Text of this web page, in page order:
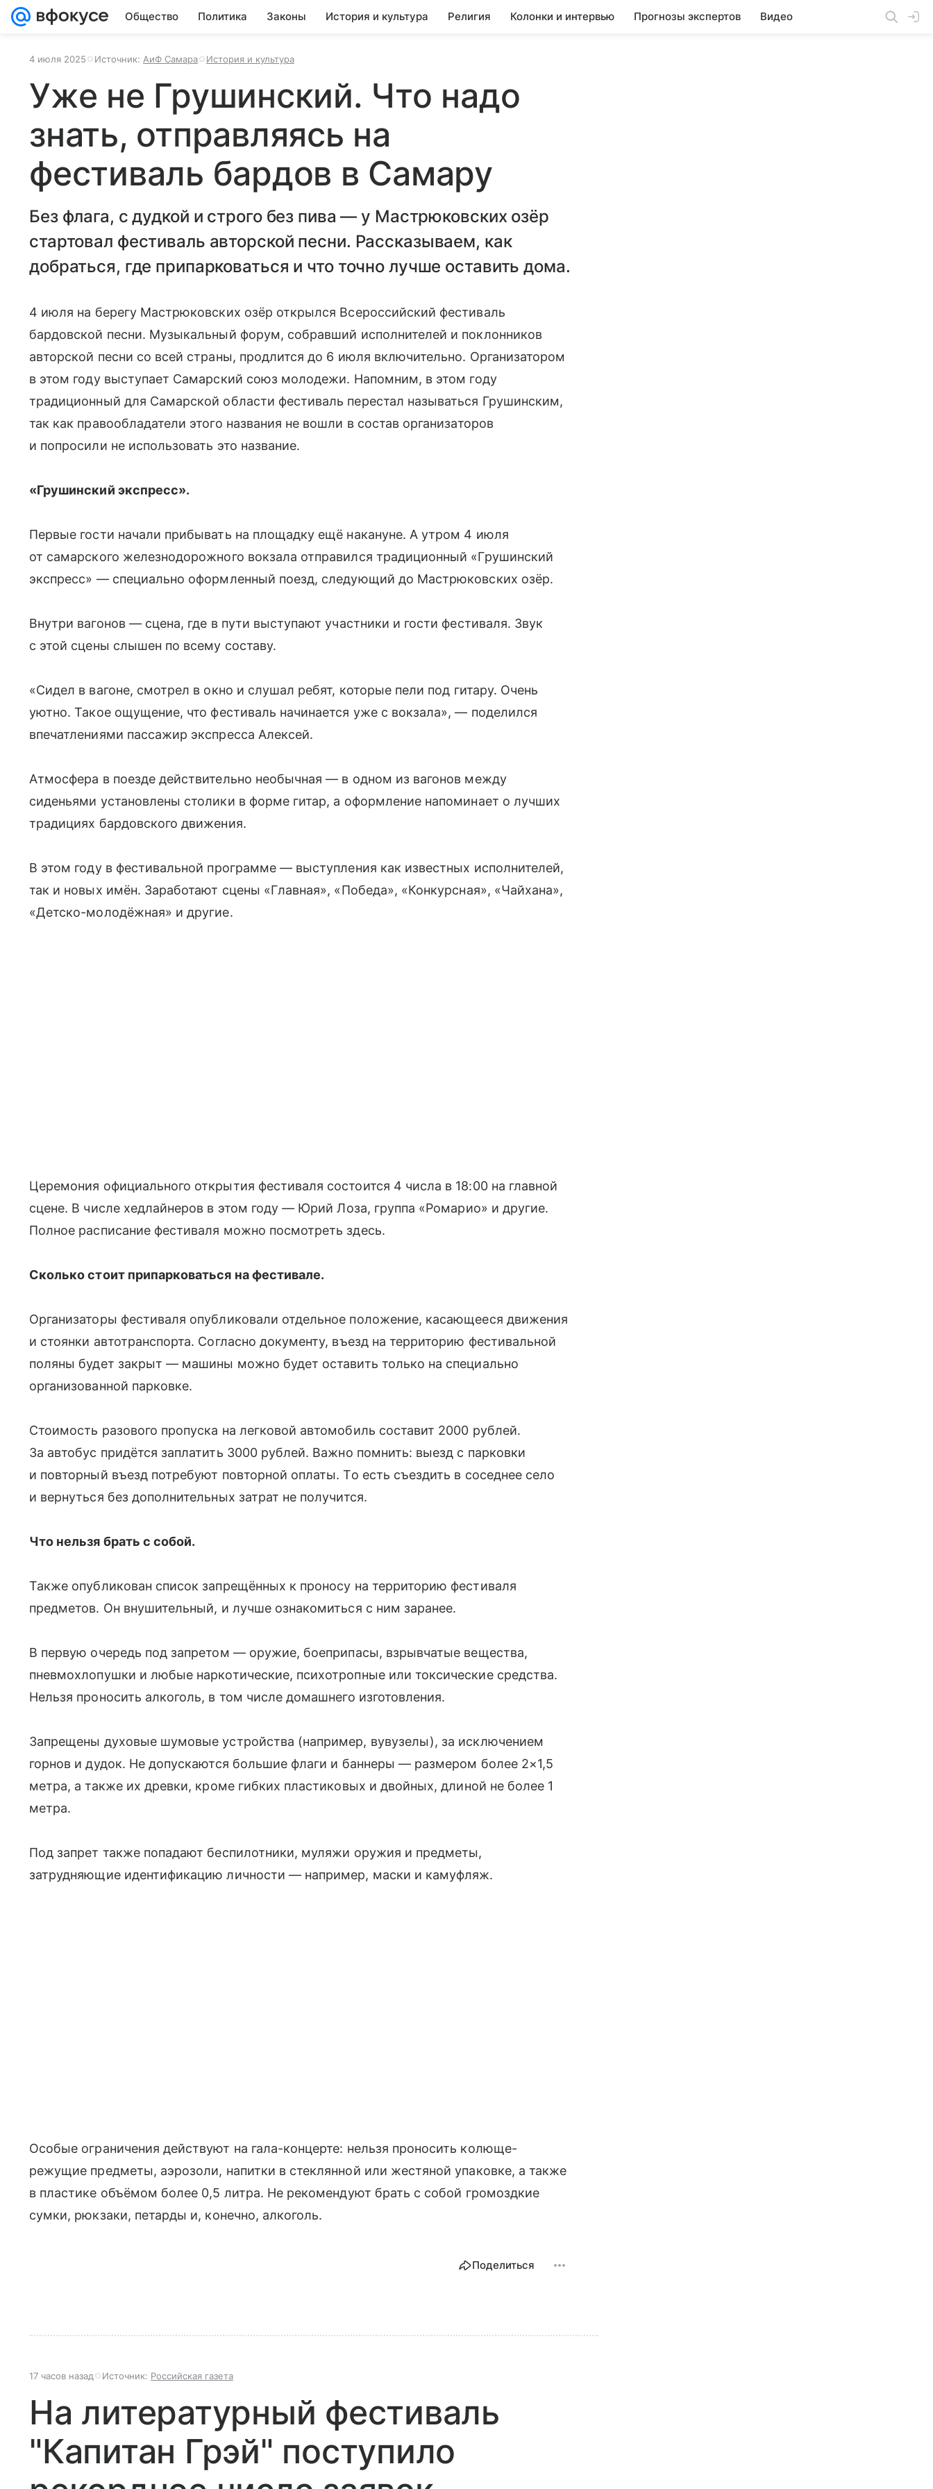
Общество Политика Законы История и культура Религия Колонки и интервью Прогнозы экспертов Видео
4 июля 2025 Источник: АиФ Самара История и культура
Уже не Грушинский. Что надо
знать, отправляясь на
фестиваль бардов в Самару
Без флага, с дудкой и строго без пива — у Мастрюковских озёр
стартовал фестиваль авторской песни. Рассказываем, как
добраться, где припарковаться и что точно лучше оставить дома.
4 июля на берегу Мастрюковских озёр открылся Всероссийский фестиваль
бардовской песни. Музыкальный форум, собравший исполнителей и поклонников
авторской песни со всей страны, продлится до 6 июля включительно. Организатором
в этом году выступает Самарский союз молодежи. Напомним, в этом году
традиционный для Самарской области фестиваль перестал называться Грушинским,
так как правообладатели этого названия не вошли в состав организаторов
и попросили не использовать это название.
«Грушинский экспресс».
Первые гости начали прибывать на площадку ещё накануне. А утром 4 июля
от самарского железнодорожного вокзала отправился традиционный «Грушинский
экспресс» — специально оформленный поезд, следующий до Мастрюковских озёр.
Внутри вагонов — сцена, где в пути выступают участники и гости фестиваля. Звук
с этой сцены слышен по всему составу.
«Сидел в вагоне, смотрел в окно и слушал ребят, которые пели под гитару. Очень
уютно. Такое ощущение, что фестиваль начинается уже с вокзала», — поделился
впечатлениями пассажир экспресса Алексей.
Атмосфера в поезде действительно необычная — в одном из вагонов между
сиденьями установлены столики в форме гитар, а оформление напоминает о лучших
традициях бардовского движения.
В этом году в фестивальной программе — выступления как известных исполнителей,
так и новых имён. Заработают сцены «Главная», «Победа», «Конкурсная», «Чайхана»,
«Детско-молодёжная» и другие.
Церемония официального открытия фестиваля состоится 4 числа в 18:00 на главной
сцене. В числе хедлайнеров в этом году — Юрий Лоза, группа «Ромарио» и другие.
Полное расписание фестиваля можно посмотреть здесь.
Сколько стоит припарковаться на фестивале.
Организаторы фестиваля опубликовали отдельное положение, касающееся движения
и стоянки автотранспорта. Согласно документу, въезд на территорию фестивальной
поляны будет закрыт — машины можно будет оставить только на специально
организованной парковке.
Стоимость разового пропуска на легковой автомобиль составит 2000 рублей.
За автобус придётся заплатить 3000 рублей. Важно помнить: выезд с парковки
и повторный въезд потребуют повторной оплаты. То есть съездить в соседнее село
и вернуться без дополнительных затрат не получится.
Что нельзя брать с собой.
Также опубликован список запрещённых к проносу на территорию фестиваля
предметов. Он внушительный, и лучше ознакомиться с ним заранее.
В первую очередь под запретом — оружие, боеприпасы, взрывчатые вещества,
пневмохлопушки и любые наркотические, психотропные или токсические средства.
Нельзя проносить алкоголь, в том числе домашнего изготовления.
Запрещены духовые шумовые устройства (например, вувузелы), за исключением
горнов и дудок. Не допускаются большие флаги и баннеры — размером более 2×1,5
метра, а также их древки, кроме гибких пластиковых и двойных, длиной не более 1
метра.
Под запрет также попадают беспилотники, муляжи оружия и предметы,
затрудняющие идентификацию личности — например, маски и камуфляж.
Особые ограничения действуют на гала-концерте: нельзя проносить колюще-
режущие предметы, аэрозоли, напитки в стеклянной или жестяной упаковке, а также
в пластике объёмом более 0,5 литра. Не рекомендуют брать с собой громоздкие
сумки, рюкзаки, петарды и, конечно, алкоголь.
Поделиться
17 часов назад Источник: Российская газета
На литературный фестиваль
"Капитан Грэй" поступило